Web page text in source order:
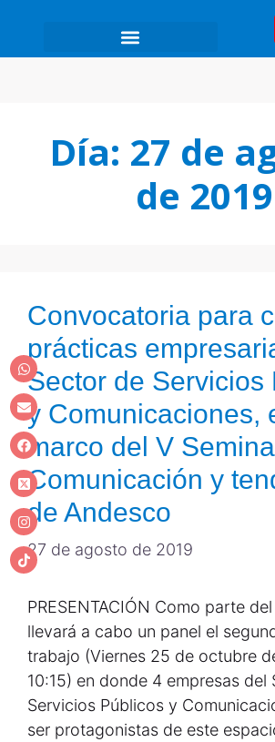
Día: 27 de
de 2019
Convocatoria para
prácticas
Sector de Servicios
y Comunicaciones,
marco del V
Comunicación y
de Andesco
27 de agosto de 2019
PRESENTACIÓN Como parte
llevará a cabo un panel el
trabajo (Viernes 25 de octubre
10:15) en donde 4 empresas del
Servicios Públicos y
ser protagonistas de este